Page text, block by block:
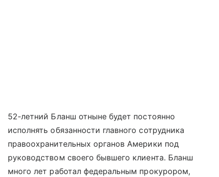
52-летний Бланш отныне будет постоянно
исполнять обязанности главного сотрудника
правоохранительных органов Америки под
руководством своего бывшего клиента. Бланш
много лет работал федеральным прокурором,